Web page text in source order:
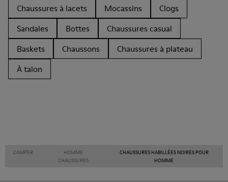
Chaussures à lacets
Mocassins
Clogs
Sandales
Bottes
Chaussures casual
Baskets
Chaussons
Chaussures à plateau
À talon
CAMPER
HOMME
CHAUSSURES
CHAUSSURES HABILLÉES NOIRES POUR
HOMME